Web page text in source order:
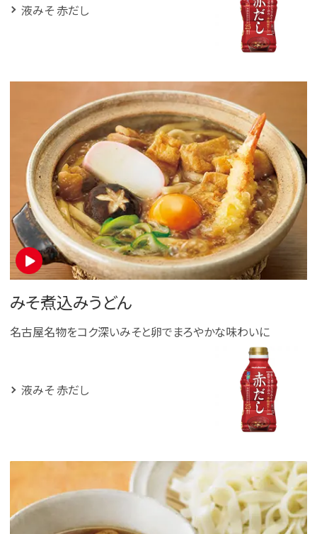
液みそ 赤だし
みそ煮込みうどん
名古屋名物をコク深いみそと卵でまろやかな味わいに
液みそ 赤だし